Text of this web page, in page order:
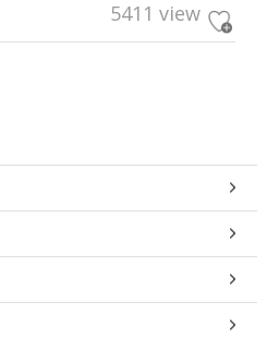
5411 view